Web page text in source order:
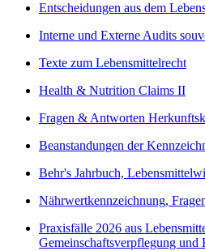
Entscheidungen aus dem
Interne und Externe Audits
Texte zum Lebensmittelrecht
Health & Nutrition Claims II
Fragen & Antworten
Beanstandungen der
Behr's Jahrbuch,
Nährwertkennzeichnung,
Praxisfälle 2026 aus
Gemeinschaftsverpflegung und